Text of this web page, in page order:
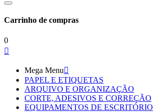
Carrinho de compras
0

Mega Menu
PAPEL E ETIQUETAS
ARQUIVO E ORGANIZAÇÃO
CORTE, ADESIVOS E CORREÇÃO
EQUIPAMENTOS DE ESCRITÓRIO